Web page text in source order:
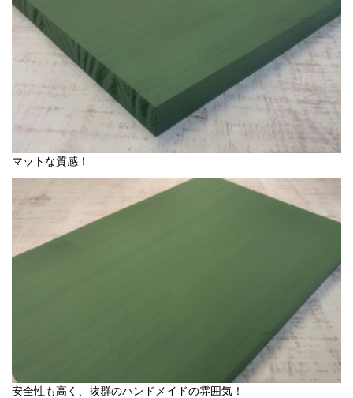
マットな質感！
安全性も高く、抜群のハンドメイドの雰囲気！